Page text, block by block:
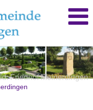
Friedhof Meinerdingen